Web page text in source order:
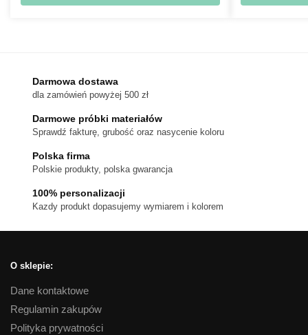
714 zł
Opcje
można
wybrać
stronie
Darmowa dostawa
dla zamówień powyżej 500 zł
Darmowe próbki materiałów
Sprawdź fakturę, grubość oraz nasycenie koloru
Polska firma
Polskie produkty, polska gwarancja
100% personalizacji
Kazdy produkt dopasujemy wymiarem i kolorem
O sklepie:
Dane kontaktowe
Regulamin zakupów
Polityka prywatności